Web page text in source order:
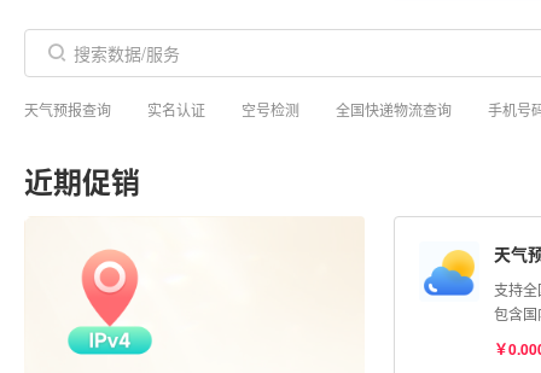
天气预报查询 实名认证 空号检测 全国快递物流查询 手机号
近期促销
天气
支持
包含
度查
￥